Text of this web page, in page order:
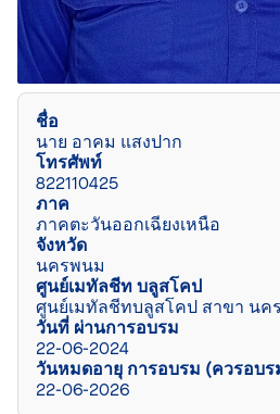
ชื่อ
นาย อาคม แสงปาก
โทรศัพท์
822110425
ภาค
ภาคตะวันออกเฉียงเหนือ
จังหวัด
นครพนม
ศูนย์เมทัลชีท บลูสโคป
ศูนย์เมทัลชีทบลูสโคป สาขา นค
วันที่ ผ่านการอบรม
22-06-2024
วันหมดอายุ การอบรม (ควรอบร
22-06-2026